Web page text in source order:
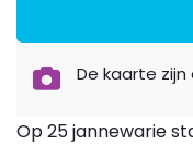
De kaarte
Op 25 jannewarie